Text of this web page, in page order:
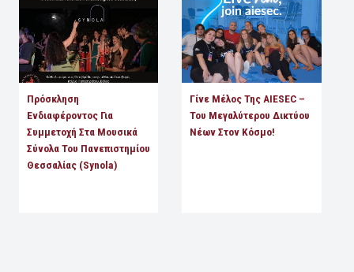
Πρόσκληση
Ενδιαφέροντος Για
Συμμετοχή Στα Μουσικά
Σύνολα Του Πανεπιστημίου
Θεσσαλίας (Synola)
Γίνε Μέλος Της AIESEC –
Του Μεγαλύτερου Δικτύου
Νέων Στον Κόσμο!